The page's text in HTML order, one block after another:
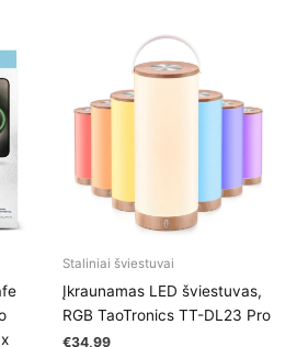
Staliniai šviestuvai
Įkraunamas LED šviestuvas,
RGB TaoTronics TT-DL23 Pro
€34,99